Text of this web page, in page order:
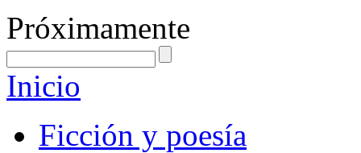
Próximamente
Inicio
Ficción y poesía